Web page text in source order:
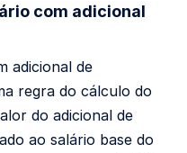
com adicional
adicional de
regra do cálculo do
do adicional de
ao salário base do